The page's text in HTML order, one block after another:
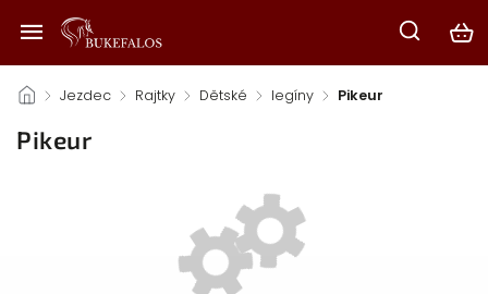
/ Jezdec / Rajtky / Dětské / legíny / Pikeur
Pikeur